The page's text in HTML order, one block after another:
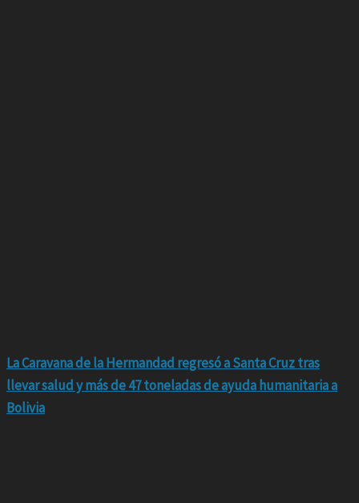
La Caravana de la Hermandad regresó a Santa Cruz tras
llevar salud y más de 47 toneladas de ayuda humanitaria a
Bolivia